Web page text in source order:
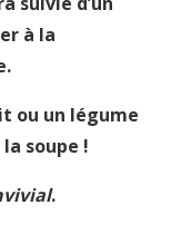
à la
ou un légume
soupe !
.